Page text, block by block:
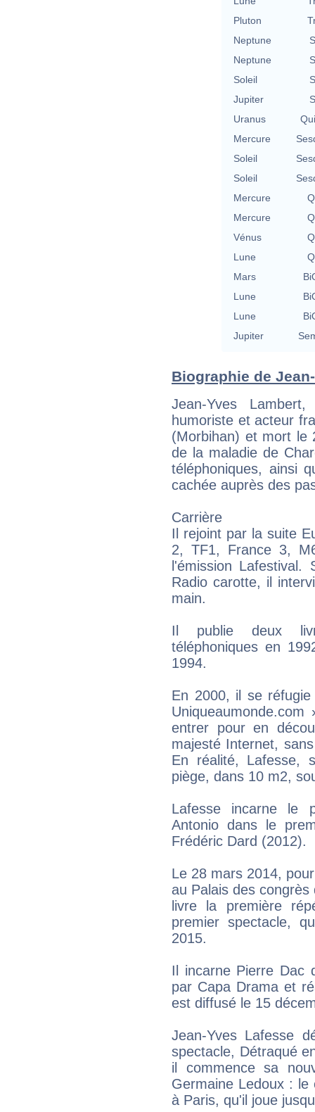
Pluton
Neptune
Neptune
Soleil
Jupiter
Uranus
Mercure
Soleil
Soleil
Mercure
Mercure
Vénus
Lune
Mars
Lune
Lune
Jupiter
Biographie de
Jean-Yves
humoriste et acteur
(Morbihan) et mort le
de la maladie de
téléphoniques, ainsi
cachée auprès des
Carrière
Il rejoint par la suite
2, TF1, France 3,
l'émission Lafestival.
Radio carotte, il
main.
Il publie deux
téléphoniques en
1994.
En 2000, il se
entrer pour en
majesté Internet,
En réalité, Lafesse,
piège, dans 10 m2,
Lafesse incarne le
Antonio dans le
Frédéric Dard (2012).
Le 28 mars 2014,
au Palais des
livre la première
premier spectacle,
2015.
Il incarne Pierre Dac
par Capa Drama et
est diffusé le 15
Jean-Yves Lafesse
spectacle, Détraqué
il commence sa
Germaine Ledoux :
à Paris, qu'il joue